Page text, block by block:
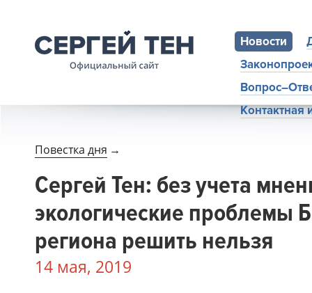
Новости
Повестка дня →
Сергей Тен: без учета
экологические проблемы
региона решить нельзя
14 мая, 2019